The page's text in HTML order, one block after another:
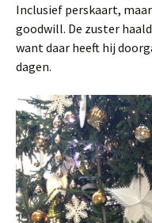
Inclusief perskaart,
goodwill. De zuster
want daar heeft hij
dagen.